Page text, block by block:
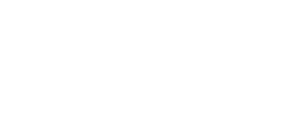
e representam um investimento sustentável para os sistemas de saúde”
elevados de Lp(a), revela estudo